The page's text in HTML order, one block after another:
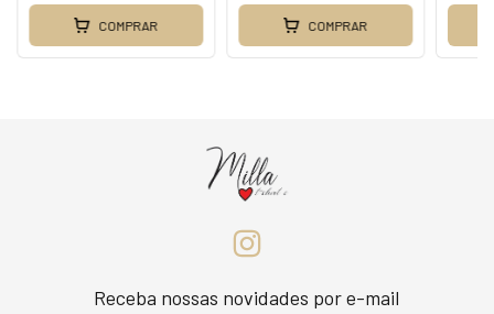
COMPRAR COMPRAR
Receba nossas novidades por e-mail